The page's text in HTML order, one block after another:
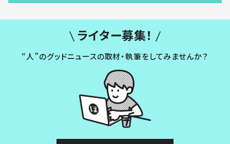
ライター募集！
“人”のグッドニュースの取材・執筆をしてみませんか？